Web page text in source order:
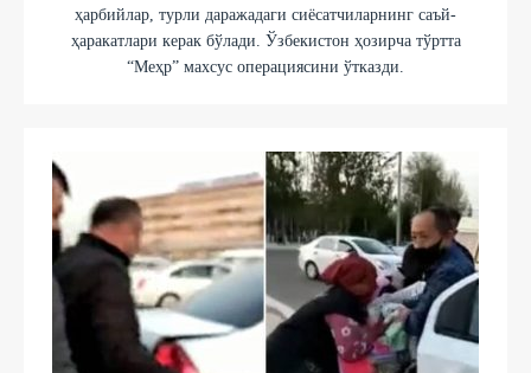
ҳарбийлар, турли даражадаги сиёсатчиларнинг саъй-
ҳаракатлари керак бўлади. Ўзбекистон ҳозирча тўртта
“Меҳр” махсус операциясини ўтказди.